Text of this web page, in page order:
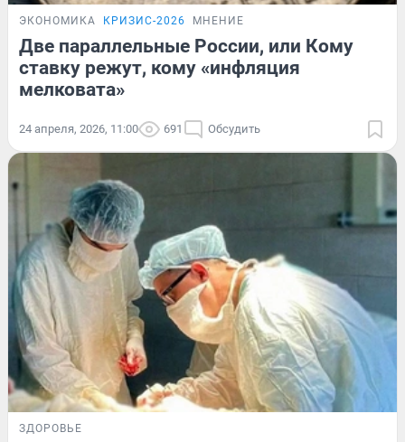
ЭКОНОМИКА КРИЗИС-2026 МНЕНИЕ
Две параллельные России, или Кому
ставку режут, кому «инфляция
мелковата»
24 апреля, 2026, 11:00 691 Обсудить
ЗДОРОВЬЕ